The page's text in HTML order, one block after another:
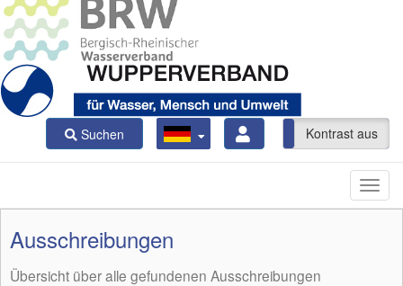
Suchen Kontrast ein Kontrast aus
Ausschreibungen
Übersicht über alle gefundenen Ausschreibungen